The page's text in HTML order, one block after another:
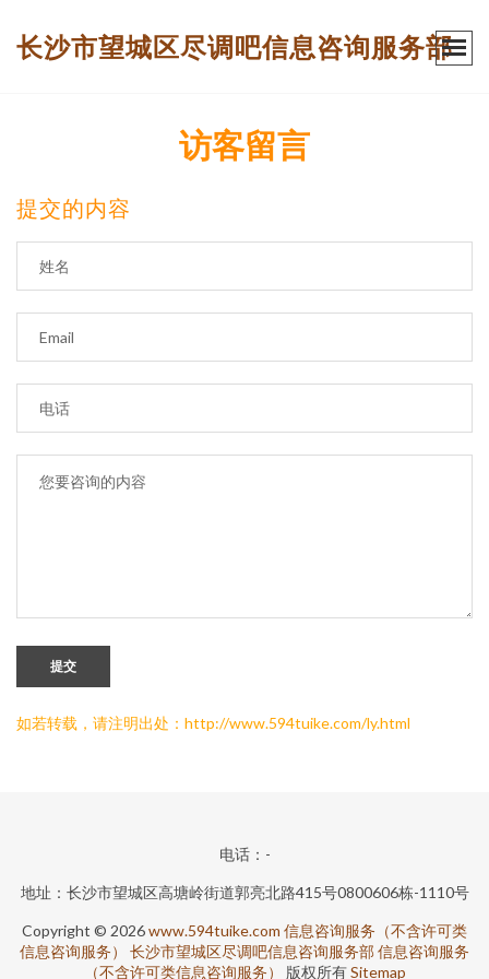
长沙市望城区尽调吧信息咨询服务部
访客留言
提交的内容
提交
如若转载，请注明出处：http://www.594tuike.com/ly.html
电话：-
地址：长沙市望城区高塘岭街道郭亮北路415号0800606栋-1110号
Copyright © 2026www.594tuike.com 信息咨询服务（不含许可类
信息咨询服务）
长沙市望城区尽调吧信息咨询服务部信息咨询服务
（不含许可类信息咨询服务）
版权所有Sitemap